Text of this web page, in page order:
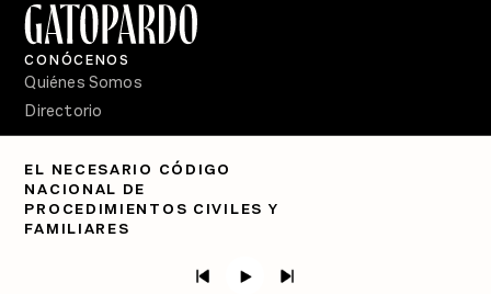
EL NECESARIO CÓDIGO
NACIONAL DE
PROCEDIMIENTOS CIVILES Y
FAMILIARES
CONÓCENOS
Quiénes Somos
Directorio
Semanario Gatopardo
En Qué Momento
Crecer en Distopía